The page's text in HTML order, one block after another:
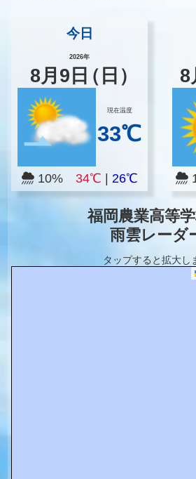
今日
2026年
8月 9 日（日）
現在温度
33℃
10% 34℃ 26℃
8
福岡農業高等
雨雲レーダ
タップすると拡大し